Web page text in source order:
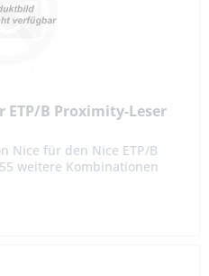
ETP/B Proximity-Leser
Nice für den Nice ETP/B
weitere Kombinationen